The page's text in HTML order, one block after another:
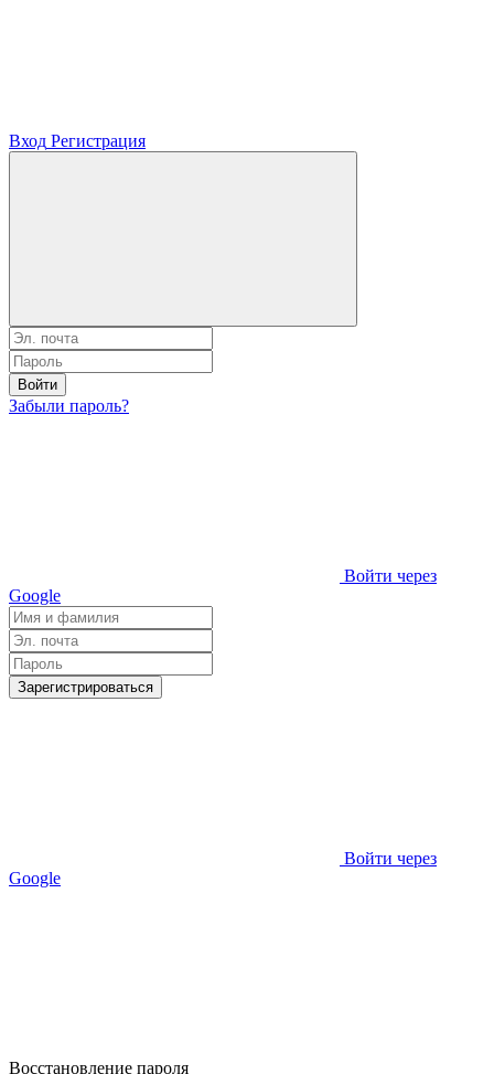
Вход Регистрация
Войти
Забыли пароль?
Войти через
Google
Зарегистрироваться
Войти через
Google
Восстановление пароля